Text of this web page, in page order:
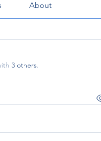
About
3 others.